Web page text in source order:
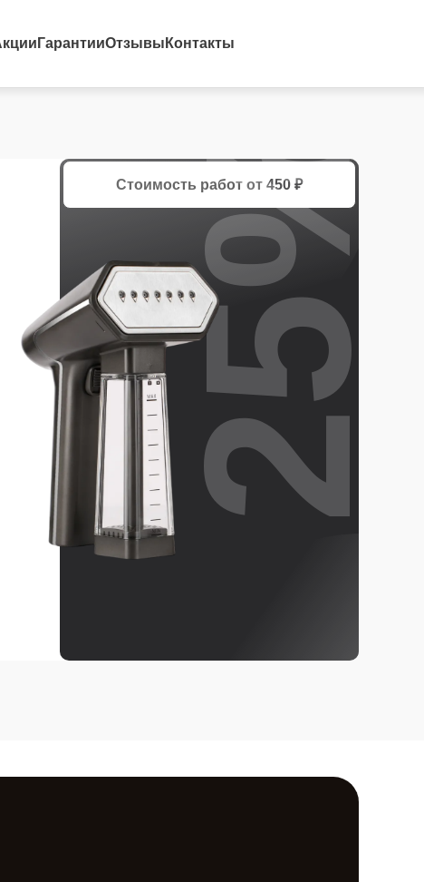
ГарантииОтзывы Контакты
Стоимость работ от 450 ₽
25%